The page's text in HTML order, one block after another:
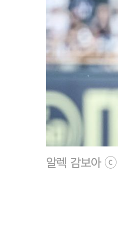
알렉 감보아